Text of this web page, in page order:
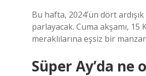
Bu hafta, 2024’ün dört
parlayacak. Cuma akşamı, 15
meraklılarına eşsiz bir
Süper Ay’da ne